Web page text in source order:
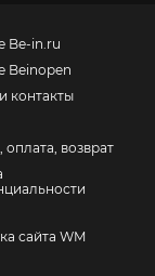
Be-in.ru
Beinopen
контакты
оплата, возврат
сайта WM